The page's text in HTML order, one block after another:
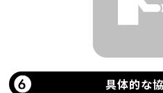
具体的な